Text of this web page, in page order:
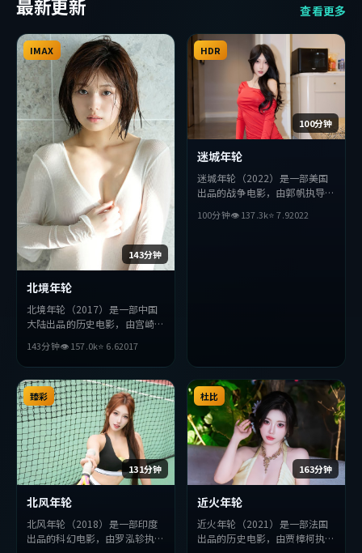
最新更新 查看更多
143分钟
IMAX
北境年轮
北境年轮（2017）是一部中国
大陆出品的历史电影，由宫崎骏
雅人等主演。影片在叙事与视听
上力求突破，探讨人性与抉择，
节奏张弛有度，适合喜欢该类型
的观众完整观看。
143分钟👁157.0k⭐ 6.62017
100分钟
HDR
迷城年轮
迷城年轮（2022）是一部美国
出品的战争电影，由郭帆执导，
等主演。影片在叙事与视听上力
100分钟👁137.3k⭐7.92022
131分钟
臻彩
北风年轮
北风年轮（2018）是一部印度
出品的科幻电影，由罗泓轸执
163分钟
杜比
近火年轮
近火年轮（2021）是一部法国
出品的历史电影，由贾樟柯执